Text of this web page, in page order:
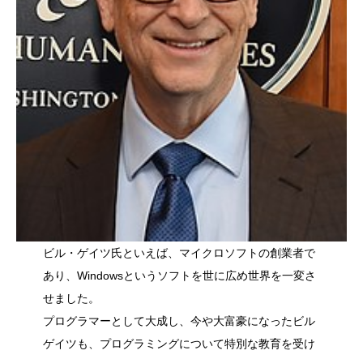
ビル・ゲイツ氏といえば、マイクロソフトの創業者で
あり、Windowsというソフトを世に広め世界を一変さ
せました。
プログラマーとして大成し、今や大富豪になったビル
ゲイツも、プログラミングについて特別な教育を受け